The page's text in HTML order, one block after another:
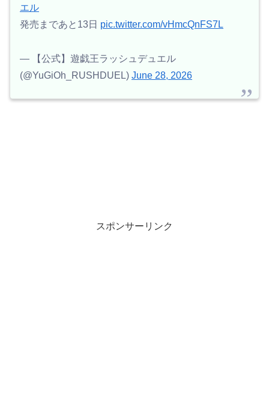
エル
発売まであと13日 pic.twitter.com/vHmcQnFS7L
— 【公式】遊戯王ラッシュデュエル
(@YuGiOh_RUSHDUEL) June 28, 2026
スポンサーリンク